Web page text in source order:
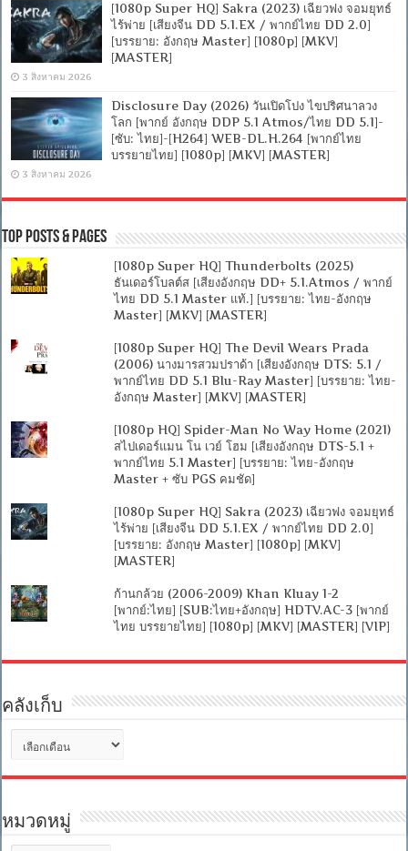
[1080p Super HQ] Sakra (2023) เฉียวฟง จอมยุทธ์
ไร้พ่าย [เสียงจีน DD 5.1.EX / พากย์ไทย DD 2.0]
[บรรยาย: อังกฤษ Master] [1080p] [MKV]
[MASTER]
3 สิงหาคม 2026
Disclosure Day (2026) วันเปิดโปง ไขปริศนาลวง
โลก [พากย์ อังกฤษ DDP 5.1 Atmos/ไทย DD 5.1]-
[ซับ: ไทย]-[H264] WEB-DL.H.264 [พากย์ไทย
บรรยายไทย] [1080p] [MKV] [MASTER]
3 สิงหาคม 2026
Top Posts & Pages
[1080p Super HQ] Thunderbolts (2025)
ธันเดอร์โบลต์ส [เสียงอังกฤษ DD+ 5.1.Atmos / พากย์
ไทย DD 5.1 Master แท้.] [บรรยาย: ไทย-อังกฤษ
Master] [MKV] [MASTER]
[1080p Super HQ] The Devil Wears Prada
(2006) นางมารสวมปราด้า [เสียงอังกฤษ DTS: 5.1 /
พากย์ไทย DD 5.1 Blu-Ray Master] [บรรยาย: ไทย-
อังกฤษ Master] [MKV] [MASTER]
[1080p HQ] Spider-Man No Way Home (2021)
สไปเดอร์แมน โน เวย์ โฮม [เสียงอังกฤษ DTS-5.1 +
พากย์ไทย 5.1 Master] [บรรยาย: ไทย-อังกฤษ
Master + ซับ PGS คมชัด]
[1080p Super HQ] Sakra (2023) เฉียวฟง จอมยุทธ์
ไร้พ่าย [เสียงจีน DD 5.1.EX / พากย์ไทย DD 2.0]
[บรรยาย: อังกฤษ Master] [1080p] [MKV]
[MASTER]
ก้านกล้วย (2006-2009) Khan Kluay 1-2
[พากย์:ไทย] [SUB:ไทย+อังกฤษ] HDTV.AC-3 [พากย์
ไทย บรรยายไทย] [1080p] [MKV] [MASTER] [VIP]
คลังเก็บ
คลัง
เก็บ
หมวดหมู่